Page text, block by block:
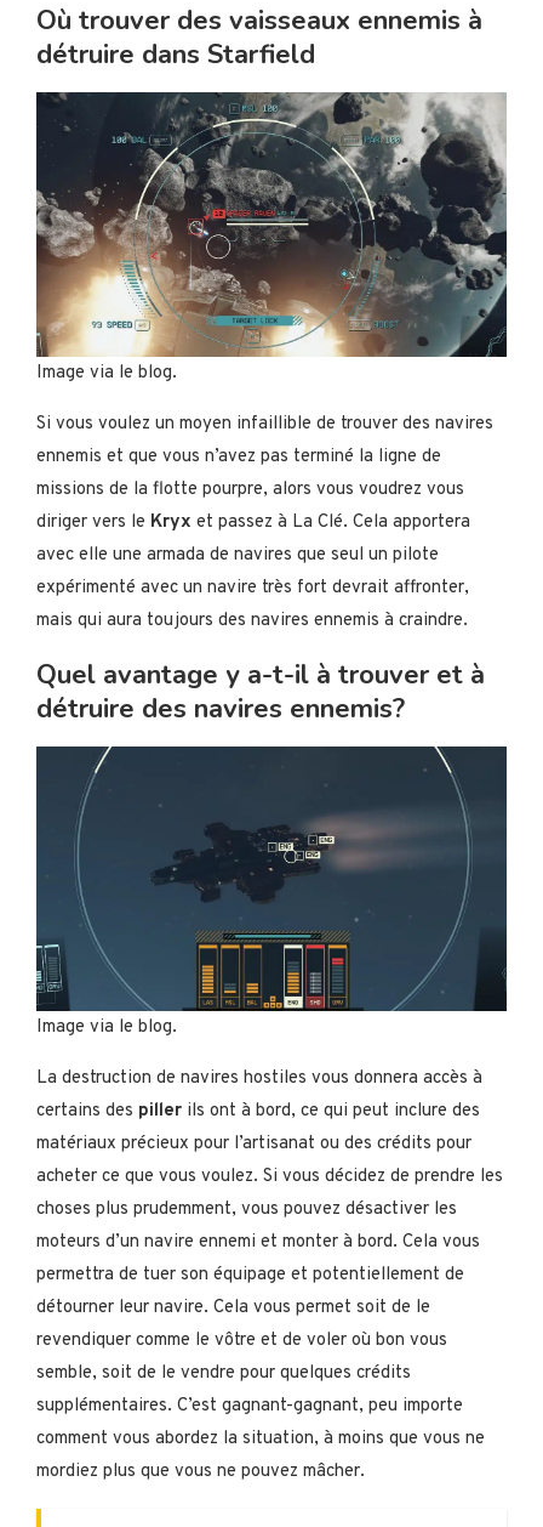
Où trouver des vaisseaux ennemis à
détruire dans Starfield
Image via le blog.
Si vous voulez un moyen infaillible de trouver des navires
ennemis et que vous n’avez pas terminé la ligne de
missions de la flotte pourpre, alors vous voudrez vous
diriger vers le Kryx et passez à La Clé. Cela apportera
avec elle une armada de navires que seul un pilote
expérimenté avec un navire très fort devrait affronter,
mais qui aura toujours des navires ennemis à craindre.
Quel avantage y a-t-il à trouver et à
détruire des navires ennemis?
Image via le blog.
La destruction de navires hostiles vous donnera accès à
certains des piller ils ont à bord, ce qui peut inclure des
matériaux précieux pour l’artisanat ou des crédits pour
acheter ce que vous voulez. Si vous décidez de prendre les
choses plus prudemment, vous pouvez désactiver les
moteurs d’un navire ennemi et monter à bord. Cela vous
permettra de tuer son équipage et potentiellement de
détourner leur navire. Cela vous permet soit de le
revendiquer comme le vôtre et de voler où bon vous
semble, soit de le vendre pour quelques crédits
supplémentaires. C’est gagnant-gagnant, peu importe
comment vous abordez la situation, à moins que vous ne
mordiez plus que vous ne pouvez mâcher.